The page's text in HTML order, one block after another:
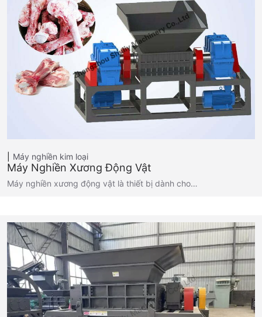
Máy nghiền kim loại
Máy Nghiền Xương Động Vật
Máy nghiền xương động vật là thiết bị dành cho…